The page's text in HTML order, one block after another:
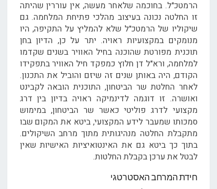
הרמטכ"ל. בחוכמה שלאחר מעשה, אין עוררין שהיתה
זו החלטה נכונה בעיצוב מהלכי פתיחת המלחמה. גם
שיקוליו של הרמטכ"ל שלא להמליץ על התקיפה, היו
מנומקים במקצועיות ראויה. יתר על כן, הדיון בחן
תוכנית מפורטת שהוכנה בחיל האוויר בשנים שקדמו
למלחמה, ורא"ל דן חלוץ כמפקד חיל האוויר בתפקידו
הקודם, היה באותן שנים זה שיזם והוביל את התכנון.
לאחר החלטת שר הביטחון, התוכנית הובאה לקבינט
ואושרה. זו דוגמה לדינמיקה ראויה בדיון בין דרג
מקצועי לדרג פוליטי כאשר שר הביטחון, במימוש
סמכותו שמעבר לידע המקצועי, ביטא את המקום שבו
מתקבלת החלטה מנהיגותית מתוך מרחב השיקולים.
בתוך כך ביטא גם את האינטואיציות האישיות שאין
לבטל את ערכן בקבלת החלטות.
חידת המרחב האסטרטגי